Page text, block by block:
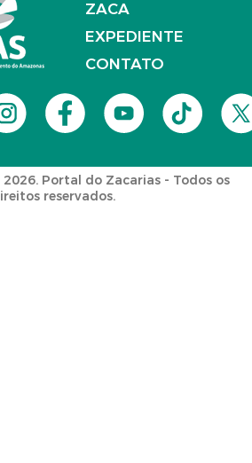
ZACA
EXPEDIENTE
CONTATO
Portal do Zacarias - Todos os
reservados.